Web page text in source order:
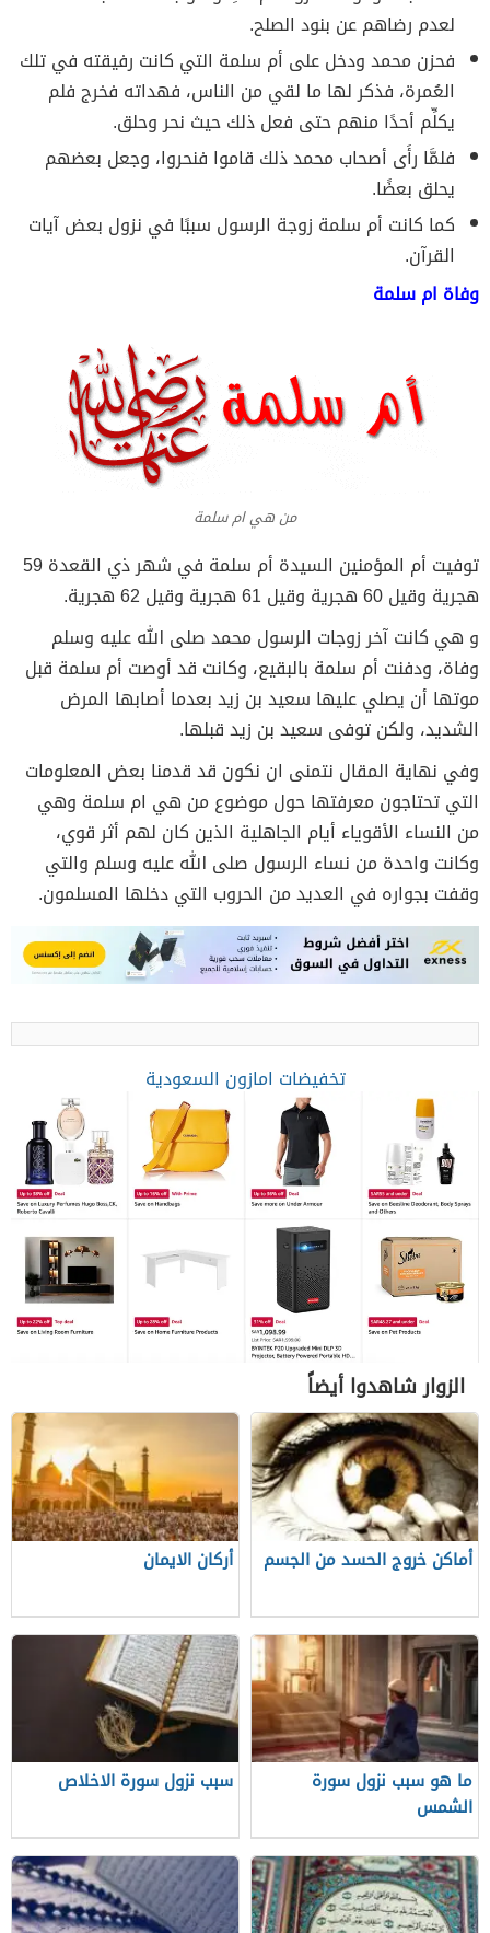
لعدم رضاهم عن بنود الصلح.
فحزن محمد ودخل على أم سلمة التي كانت رفيقته في تلك
العُمرة، فذكر لها ما لقي من الناس، فهداته فخرج فلم
يكلِّم أحدًا منهم حتى فعل ذلك حيث نحر وحلق.
فلمَّا رأَى أصحاب محمد ذلك قاموا فنحروا، وجعل بعضهم
يحلق بعضًا.
كما كانت أم سلمة زوجة الرسول سببًا في نزول بعض آيات
القرآن.
وفاة ام سلمة
من هي ام سلمة
توفيت أم المؤمنين السيدة أم سلمة في شهر ذي القعدة 59
هجرية وقيل 60 هجرية وقيل 61 هجرية وقيل 62 هجرية.
و هي كانت آخر زوجات الرسول محمد صلى الله عليه وسلم
وفاة، ودفنت أم سلمة بالبقيع، وكانت قد أوصت أم سلمة قبل
موتها أن يصلي عليها سعيد بن زيد بعدما أصابها المرض
الشديد، ولكن توفى سعيد بن زيد قبلها.
وفي نهاية المقال نتمنى ان نكون قد قدمنا بعض المعلومات
التي تحتاجون معرفتها حول موضوع من هي ام سلمة وهي
من النساء الأقوياء أيام الجاهلية الذين كان لهم أثر قوي،
وكانت واحدة من نساء الرسول صلى الله عليه وسلم والتي
وقفت بجواره في العديد من الحروب التي دخلها المسلمون.
تخفيضات امازون السعودية
الزوار شاهدوا أيضاً
أماكن خروج الحسد من الجسم أركان الايمان
ما هو سبب نزول سورة
الشمس
سبب نزول سورة الاخلاص